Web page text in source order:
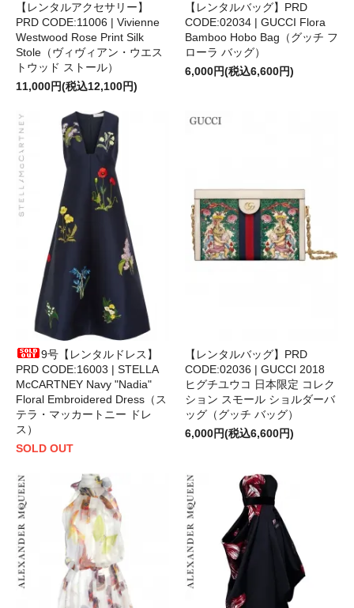
【レンタルアクセサリー】
PRD CODE:11006 | Vivienne
Westwood Rose Print Silk
Stole（ヴィヴィアン・ウエス
トウッド ストール）
11,000円(税込12,100円)
【レンタルバッグ】PRD
CODE:02034 | GUCCI Flora
Bamboo Hobo Bag（グッチ フ
ローラ バッグ）
6,000円(税込6,600円)
9号【レンタルドレス】
PRD CODE:16003 | STELLA
McCARTNEY Navy "Nadia"
Floral Embroidered Dress（ス
テラ・マッカートニー ドレ
ス）
SOLD OUT
【レンタルバッグ】PRD
CODE:02036 | GUCCI 2018
ヒグチユウコ 日本限定 コレク
ション スモール ショルダーバ
ッグ（グッチ バッグ）
6,000円(税込6,600円)